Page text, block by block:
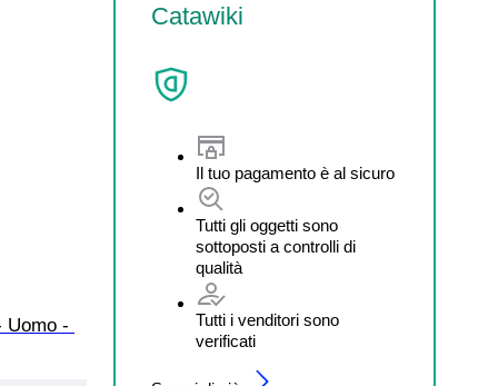
Catawiki
Il tuo pagamento è al sicuro
Tutti gli oggetti sono
sottoposti a controlli di
qualità
Tutti i venditori sono
verificati
Uomo -